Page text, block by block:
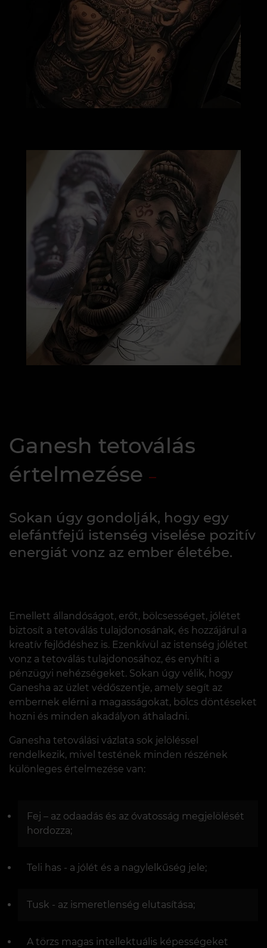
Ganesh tetoválás
értelmezése
Sokan úgy gondolják, hogy egy
elefántfejű istenség viselése pozitív
energiát vonz az ember életébe.
Emellett állandóságot, erőt, bölcsességet, jólétet
biztosít a tetoválás tulajdonosának, és hozzájárul a
kreatív fejlődéshez is. Ezenkívül az istenség jólétet
vonz a tetoválás tulajdonosához, és enyhíti a
pénzügyi nehézségeket. Sokan úgy vélik, hogy
Ganesha az üzlet védőszentje, amely segít az
embernek elérni a magasságokat, bölcs döntéseket
hozni és minden akadályon áthaladni.
Ganesha tetoválási vázlata sok jelöléssel
rendelkezik, mivel testének minden részének
különleges értelmezése van:
Fej – az odaadás és az óvatosság megjelölését
hordozza;
Teli has - a jólét és a nagylelkűség jele;
Tusk - az ismeretlenség elutasítása;
A törzs magas intellektuális képességeket